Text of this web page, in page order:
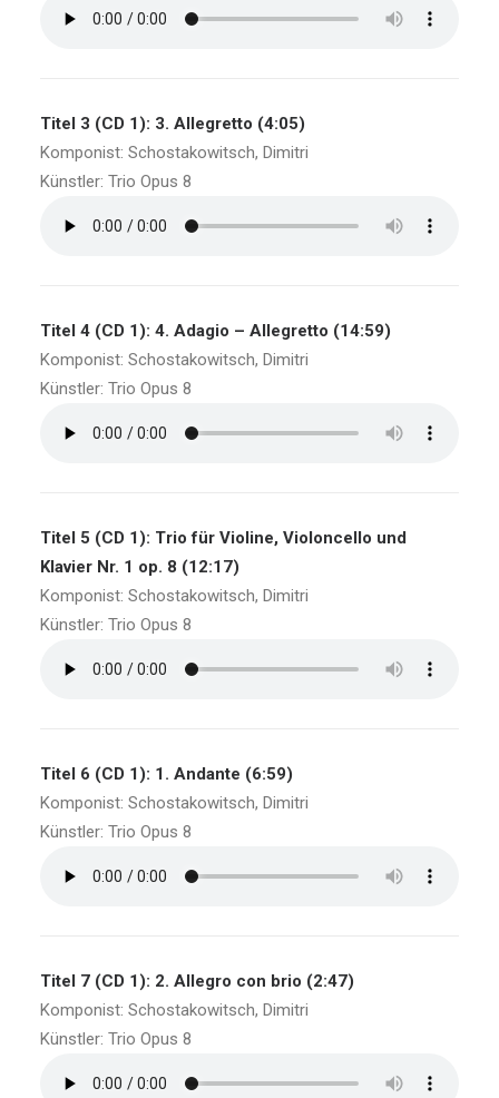
Titel 3 (CD 1): 3. Allegretto (4:05)
Komponist: Schostakowitsch, Dimitri
Künstler: Trio Opus 8
Titel 4 (CD 1): 4. Adagio – Allegretto (14:59)
Komponist: Schostakowitsch, Dimitri
Künstler: Trio Opus 8
Titel 5 (CD 1): Trio für Violine, Violoncello und
Klavier Nr. 1 op. 8 (12:17)
Komponist: Schostakowitsch, Dimitri
Künstler: Trio Opus 8
Titel 6 (CD 1): 1. Andante (6:59)
Komponist: Schostakowitsch, Dimitri
Künstler: Trio Opus 8
Titel 7 (CD 1): 2. Allegro con brio (2:47)
Komponist: Schostakowitsch, Dimitri
Künstler: Trio Opus 8